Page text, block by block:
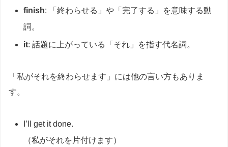
finish: 「終わらせる」や「完了する」を意味する動
詞。
it: 話題に上がっている「それ」を指す代名詞。
「私がそれを終わらせます」には他の言い方もありま
す。
I’ll get it done.
（私がそれを片付けます）